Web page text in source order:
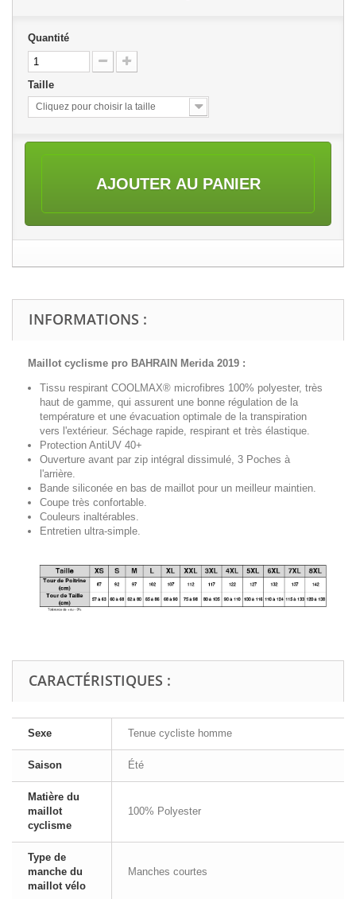
Quantité
Taille
Cliquez pour choisir la taille
AJOUTER AU PANIER
INFORMATIONS :
Maillot cyclisme pro BAHRAIN Merida 2019 :
Tissu respirant COOLMAX® microfibres 100% polyester, très
haut de gamme, qui assurent une bonne régulation de la
température et une évacuation optimale de la transpiration
vers l'extérieur. Séchage rapide, respirant et très élastique.
Protection AntiUV 40+
Ouverture avant par zip intégral dissimulé, 3 Poches à
l'arrière.
Bande siliconée en bas de maillot pour un meilleur maintien.
Coupe très confortable.
Couleurs inaltérables.
Entretien ultra-simple.
CARACTÉRISTIQUES :
Sexe Tenue cycliste homme
Saison Été
Matière du
maillot
cyclisme
100% Polyester
Type de
manche du
maillot vélo
Manches courtes